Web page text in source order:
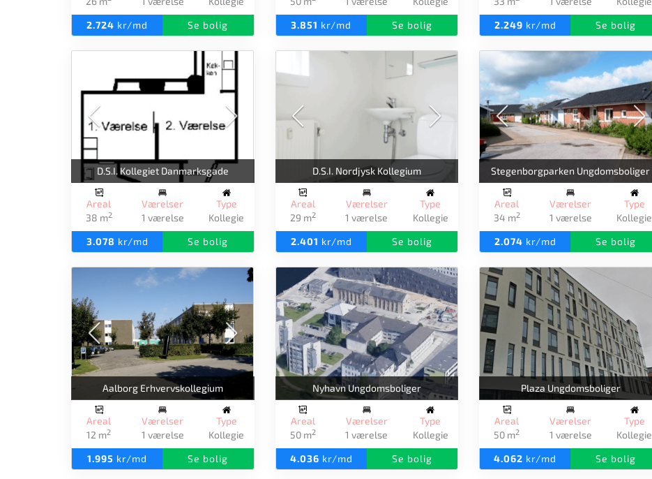
2.724 kr/md Se bolig
3.851 kr/md Se bolig
2.249 kr/md Se bolig
D.S.I. Kollegiet Danmarksgade
Areal
38 m2
Værelser
1 værelse
Type
Kollegie
3.078 kr/md Se bolig
D.S.I. Nordjysk Kollegium
Areal
29 m2
Værelser
1 værelse
Type
Kollegie
2.401 kr/md Se bolig
Stegenborgparken Ungdomsboliger
Areal
34 m2
Værelser
1 værelse
Type
Kollegie
2.074 kr/md Se bolig
Aalborg Erhvervskollegium
Areal
12 m2
Værelser
1 værelse
Type
Kollegie
1.995 kr/md Se bolig
Nyhavn Ungdomsboliger
Areal
50 m2
Værelser
1 værelse
Type
Kollegie
4.036 kr/md Se bolig
Plaza Ungdomsboliger
Areal
50 m2
Værelser
1 værelse
Type
Kollegie
4.062 kr/md Se bolig